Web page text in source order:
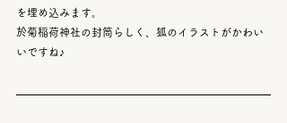
を埋め込みます。
於菊稲荷神社の封筒らしく、狐のイラストがかわい
いですね♪